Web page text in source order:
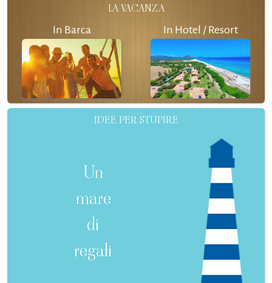
LA VACANZA
In Barca In Hotel / Resort
IDEE PER STUPIRE
Un
mare
di
regali